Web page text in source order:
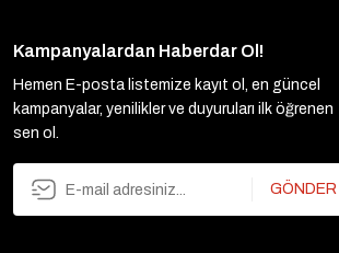
Kampanyalardan Haberdar Ol!
Hemen E-posta listemize kayıt ol, en güncel
kampanyalar, yenilikler ve duyuruları ilk öğrenen
sen ol.
GÖNDER